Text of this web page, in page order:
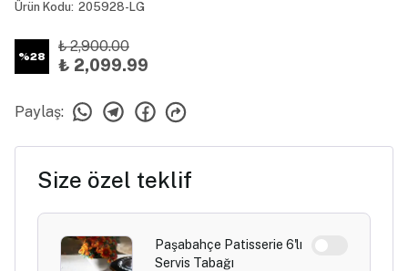
Ürün Kodu: 205928-LG
%28
₺ 2,900.00
₺ 2,099.99
Paylaş:
Size özel teklif
Paşabahçe Patisserie 6'lı
Servis Tabağı